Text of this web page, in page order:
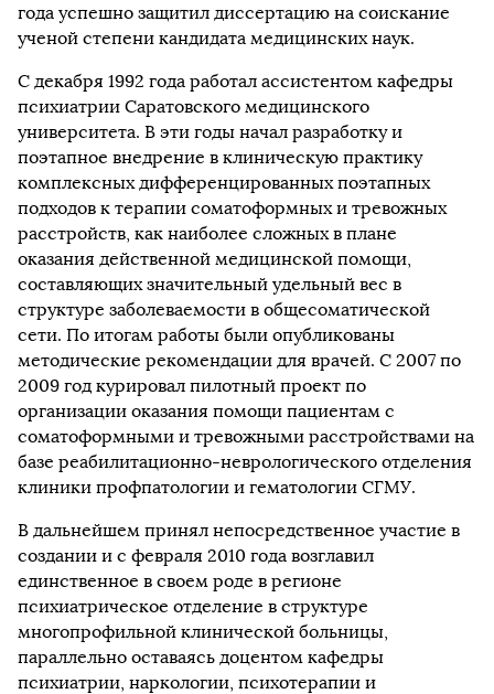
года успешно защитил диссертацию на соискание
ученой степени кандидата медицинских наук.
С декабря 1992 года работал ассистентом кафедры
психиатрии Саратовского медицинского
университета. В эти годы начал разработку и
поэтапное внедрение в клиническую практику
комплексных дифференцированных поэтапных
подходов к терапии соматоформных и тревожных
расстройств, как наиболее сложных в плане
оказания действенной медицинской помощи,
составляющих значительный удельный вес в
структуре заболеваемости в общесоматической
сети. По итогам работы были опубликованы
методические рекомендации для врачей. С 2007 по
2009 год курировал пилотный проект по
организации оказания помощи пациентам с
соматоформными и тревожными расстройствами на
базе реабилитационно-неврологического отделения
клиники профпатологии и гематологии СГМУ.
В дальнейшем принял непосредственное участие в
создании и с февраля 2010 года возглавил
единственное в своем роде в регионе
психиатрическое отделение в структуре
многопрофильной клинической больницы,
параллельно оставаясь доцентом кафедры
психиатрии, наркологии, психотерапии и